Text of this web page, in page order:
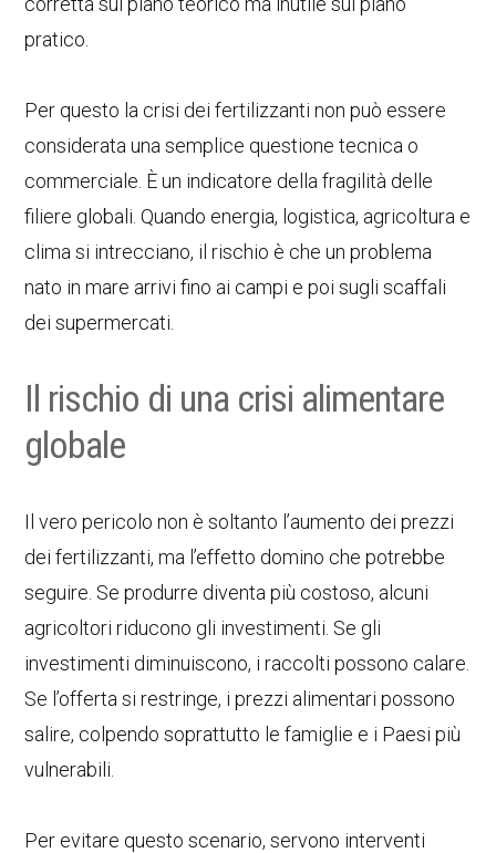
pratico.
Per questo la crisi dei fertilizzanti non può essere
considerata una semplice questione tecnica o
commerciale. È un indicatore della fragilità delle
filiere globali. Quando energia, logistica, agricoltura e
clima si intrecciano, il rischio è che un problema
nato in mare arrivi fino ai campi e poi sugli scaffali
dei supermercati.
Il rischio di una crisi alimentare
globale
Il vero pericolo non è soltanto l’aumento dei prezzi
dei fertilizzanti, ma l’effetto domino che potrebbe
seguire. Se produrre diventa più costoso, alcuni
agricoltori riducono gli investimenti. Se gli
investimenti diminuiscono, i raccolti possono calare.
Se l’offerta si restringe, i prezzi alimentari possono
salire, colpendo soprattutto le famiglie e i Paesi più
vulnerabili.
Per evitare questo scenario, servono interventi